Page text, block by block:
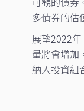
多債券的估
展望2022
量將會增加
納入投資組